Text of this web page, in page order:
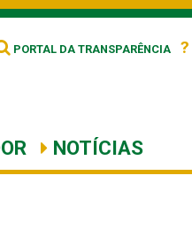
PORTAL DA TRANSPARÊNCIA ?
NOTÍCIAS